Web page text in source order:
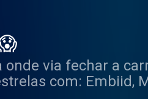
via fechar a
com: Embiid,